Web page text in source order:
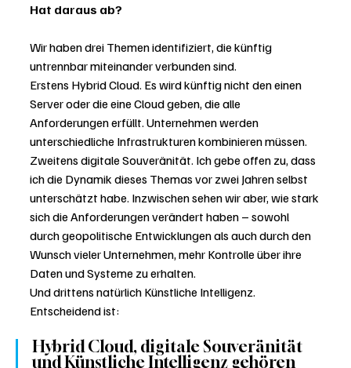
Hat daraus ab?
Wir haben drei Themen identifiziert, die künftig
untrennbar miteinander verbunden sind.
Erstens Hybrid Cloud. Es wird künftig nicht den einen
Server oder die eine Cloud geben, die alle
Anforderungen erfüllt. Unternehmen werden
unterschiedliche Infrastrukturen kombinieren müssen.
Zweitens digitale Souveränität. Ich gebe offen zu, dass
ich die Dynamik dieses Themas vor zwei Jahren selbst
unterschätzt habe. Inzwischen sehen wir aber, wie stark
sich die Anforderungen verändert haben – sowohl
durch geopolitische Entwicklungen als auch durch den
Wunsch vieler Unternehmen, mehr Kontrolle über ihre
Daten und Systeme zu erhalten.
Und drittens natürlich Künstliche Intelligenz.
Entscheidend ist:
Hybrid Cloud, digitale Souveränität
und Künstliche Intelligenz gehören